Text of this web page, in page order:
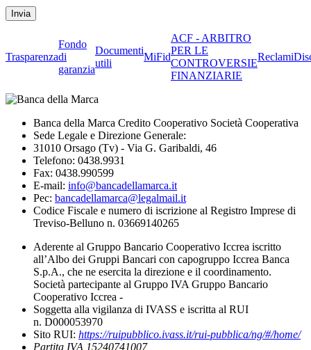
Trasparenza
Fondo
di
garanzia
Documenti
utili
MiFid
ACF - ARBITRO
PER LE
CONTROVERSIE
FINANZIARIE
Reclami
Banca della Marca Credito Cooperativo Società Cooperativa
Sede Legale e Direzione Generale:
31010 Orsago (Tv) - Via G. Garibaldi, 46
Telefono: 0438.9931
Fax: 0438.990599
E-mail: info@bancadellamarca.it
Pec: bancadellamarca@legalmail.it
Codice Fiscale e numero di iscrizione al Registro Imprese di
Treviso-Belluno n. 03669140265
Aderente al Gruppo Bancario Cooperativo Iccrea iscritto
all’Albo dei Gruppi Bancari con capogruppo Iccrea Banca
S.p.A., che ne esercita la direzione e il coordinamento.
Società partecipante al Gruppo IVA Gruppo Bancario
Cooperativo Iccrea -
Soggetta alla vigilanza di IVASS e iscritta al RUI
n. D000053970
Sito RUI: https://ruipubblico.ivass.it/rui-pubblica/ng/#/home/
Partita IVA 15240741007,